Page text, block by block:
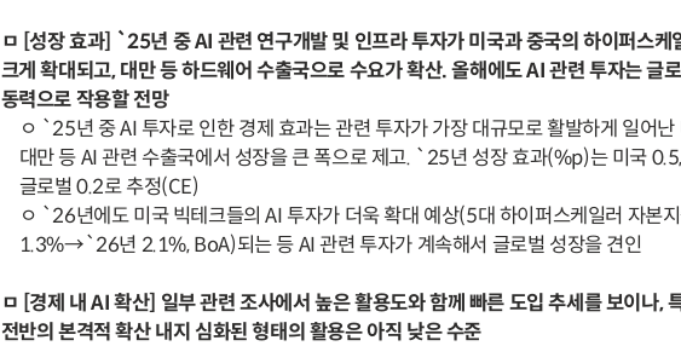
ㅁ [성장 효과] `25년 중 AI 관련 연구개발 및 인프라 투자가 미국과 중국의 하이퍼스케
크게 확대되고, 대만 등 하드웨어 수출국으로 수요가 확산. 올해에도 AI 관련 투자는 글
동력으로 작용할 전망
ㅇ `25년 중 AI 투자로 인한 경제 효과는 관련 투자가 가장 대규모로 활발하게 일어난
대만 등 AI 관련 수출국에서 성장을 큰 폭으로 제고. `25년 성장 효과(%p)는 미국
글로벌 0.2로 추정(CE)
ㅇ `26년에도 미국 빅테크들의 AI 투자가 더욱 확대 예상(5대 하이퍼스케일러 자본
1.3%→`26년 2.1%, BoA)되는 등 AI 관련 투자가 계속해서 글로벌 성장을 견인
ㅁ [경제 내 AI 확산] 일부 관련 조사에서 높은 활용도와 함께 빠른 도입 추세를 보이나,
전반의 본격적 확산 내지 심화된 형태의 활용은 아직 낮은 수준